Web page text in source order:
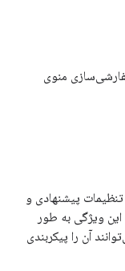
منوی
با تنظیمات پیشنهادی و
ویژگی به طور
آن را پیکربندی